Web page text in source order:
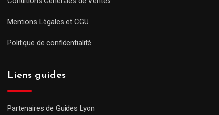
Mentions Légales et CGU
Politique de confidentialité
Liens guides
Partenaires de Guides Lyon